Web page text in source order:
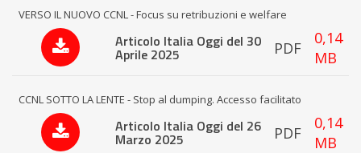
VERSO IL NUOVO CCNL - Focus su retribuzioni e welfare
Articolo Italia Oggi del 30
Aprile 2025 PDF
0,14
MB
CCNL SOTTO LA LENTE - Stop al dumping. Accesso facilitato
Articolo Italia Oggi del 26
Marzo 2025 PDF
0,14
MB